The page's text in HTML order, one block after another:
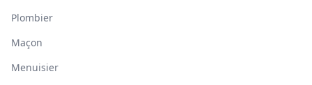
Plombier
Maçon
Menuisier